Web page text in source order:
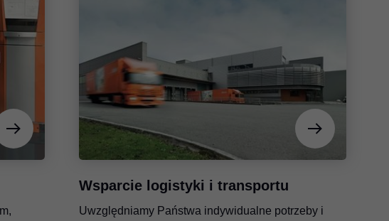
Wsparcie logistyki i transportu
Uwzględniamy Państwa indywidualne potrzeby i